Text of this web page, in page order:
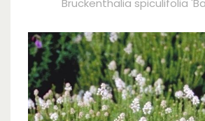
Bruckenthalia spiculifolia